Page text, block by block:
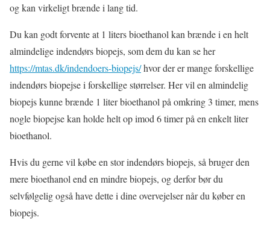
og kan virkeligt brænde i lang tid.
Du kan godt forvente at 1 liters bioethanol kan brænde i en helt
almindelige indendørs biopejs, som dem du kan se her
https://mtas.dk/indendoers-biopejs/hvor der er mange forskellige
indendørs biopejse i forskellige størrelser. Her vil en almindelig
biopejs kunne brænde 1 liter bioethanol på omkring 3 timer, mens
nogle biopejse kan holde helt op imod 6 timer på en enkelt liter
bioethanol.
Hvis du gerne vil købe en stor indendørs biopejs, så bruger den
mere bioethanol end en mindre biopejs, og derfor bør du
selvfølgelig også have dette i dine overvejelser når du køber en
biopejs.